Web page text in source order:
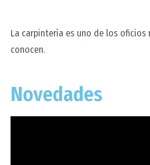
La carpintería es uno de los oficios
conocen.
Novedades